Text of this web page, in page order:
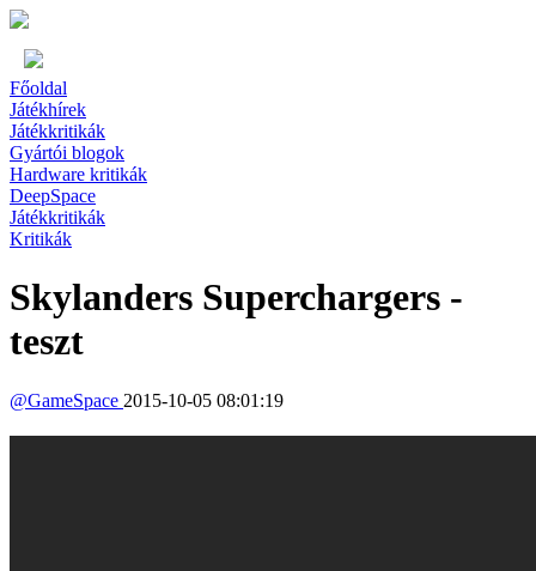
Főoldal
Játékhírek
Játékkritikák
Gyártói blogok
Hardware kritikák
DeepSpace
Játékkritikák
Kritikák
Skylanders Superchargers -
teszt
@GameSpace 2015-10-05 08:01:19